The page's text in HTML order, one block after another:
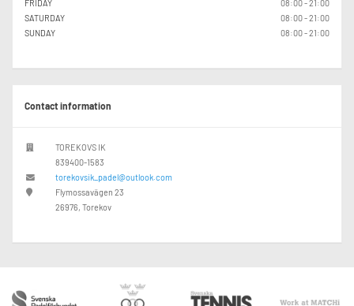
FRIDAY
08:00 - 21:00
SATURDAY
08:00 - 21:00
SUNDAY
08:00 - 21:00
Contact information
TOREKOVS IK
839400-1583
torekovsik_padel@outlook.com
Flymossavägen 23
26976, Torekov